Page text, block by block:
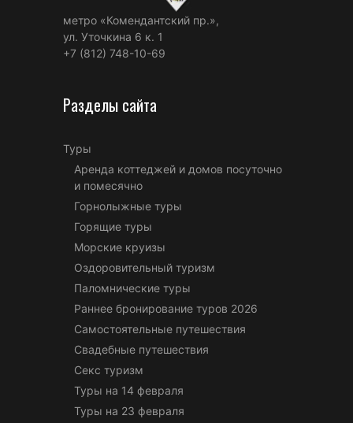
метро «Комендантский пр.»,
ул. Уточкина 6 к. 1
+7 (812) 748-10-69
Разделы сайта
Туры
Аренда коттеджей и домов посуточно
и помесячно
Горнолыжные туры
Горящие туры
Морские круизы
Оздоровительный туризм
Паломнические туры
Раннее бронирование туров 2026
Самостоятельные путешествия
Свадебные путешествия
Секс туризм
Туры на 14 февраля
Туры на 23 февраля